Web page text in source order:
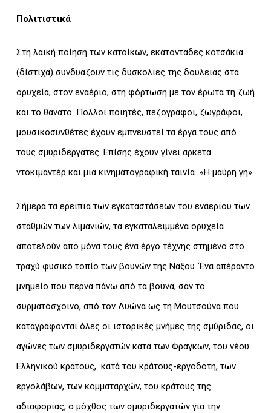
Πολιτιστικά
Στη λαϊκή ποίηση των κατοίκων, εκατοντάδες κοτσάκια
(δίστιχα) συνδυάζουν τις δυσκολίες της δουλειάς στα
ορυχεία, στον εναέριο, στη φόρτωση με τον έρωτα τη ζωή
και το θάνατο. Πολλοί ποιητές, πεζογράφοι, ζωγράφοι,
μουσικοσυνθέτες έχουν εμπνευστεί τα έργα τους από
τους σμυριδεργάτες. Επίσης έχουν γίνει αρκετά
ντοκιμαντέρ και μια κινηματογραφική ταινία «Η μαύρη γη».
Σήμερα τα ερείπια των εγκαταστάσεων του εναερίου των
σταθμών των λιμανιών, τα εγκαταλειμμένα ορυχεία
αποτελούν από μόνα τους ένα έργο τέχνης στημένο στο
τραχύ φυσικό τοπίο των βουνών της Νάξου. Ένα απέραντο
μνημείο που περνά πάνω από τα βουνά, σαν το
συρματόσχοινο, από τον Λυώνα ως τη Μουτσούνα που
καταγράφονται όλες οι ιστορικές μνήμες της σμύριδας, οι
αγώνες των σμυριδεργατών κατά των Φράγκων, του νέου
Ελληνικού κράτους, κατά του κράτους-εργοδότη, των
εργολάβων, των κομματαρχών, του κράτους της
αδιαφορίας, ο μόχθος των σμυριδεργατών για την